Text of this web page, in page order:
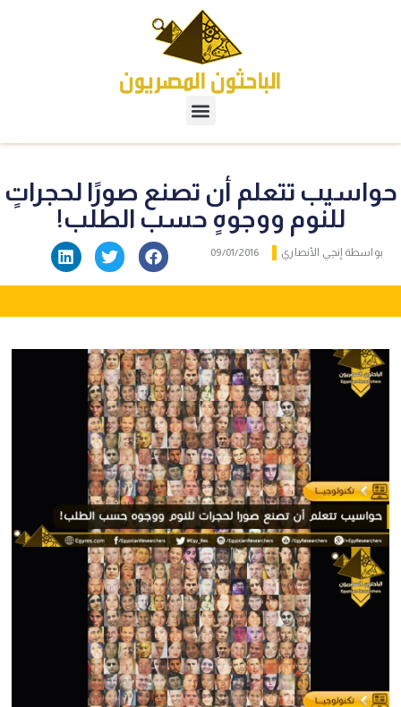
حواسيب تتعلم أن تصنع صورًا لحجراتٍ
للنوم ووجوهٍ حسب الطلب!
بواسطة إنچي الأنصاري 09/01/2016